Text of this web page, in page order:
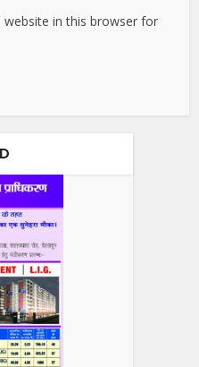
website in this browser for